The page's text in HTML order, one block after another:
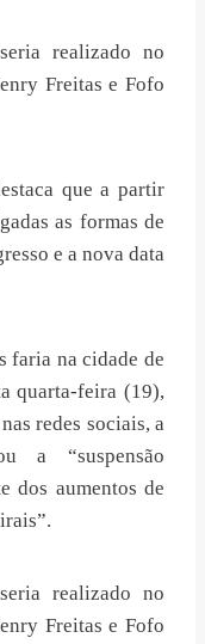
realizado no
Freitas e Fofo
que a partir
as formas de
e a nova data
faria na cidade de
quarta-feira (19),
redes sociais, a
a “suspensão
dos aumentos de
realizado no
Freitas e Fofo